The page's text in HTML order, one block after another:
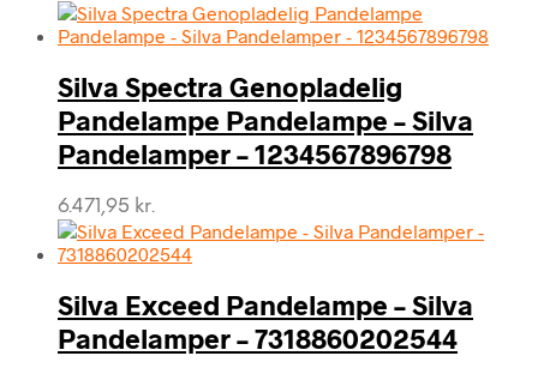
Silva Spectra Genopladelig
Pandelampe Pandelampe – Silva
Pandelamper – 1234567896798
6.471,95 kr.
Silva Exceed Pandelampe – Silva
Pandelamper – 7318860202544